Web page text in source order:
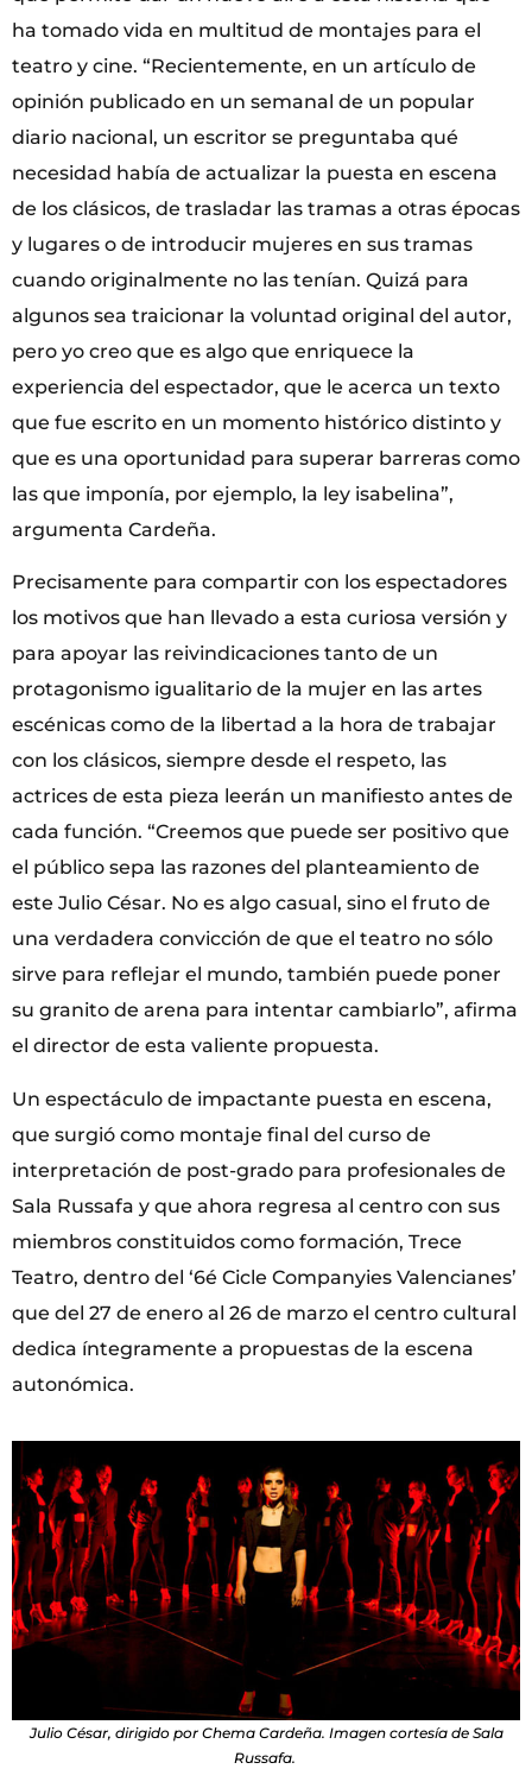
ha tomado vida en multitud de montajes para el
teatro y cine. “Recientemente, en un artículo de
opinión publicado en un semanal de un popular
diario nacional, un escritor se preguntaba qué
necesidad había de actualizar la puesta en escena
de los clásicos, de trasladar las tramas a otras épocas
y lugares o de introducir mujeres en sus tramas
cuando originalmente no las tenían. Quizá para
algunos sea traicionar la voluntad original del autor,
pero yo creo que es algo que enriquece la
experiencia del espectador, que le acerca un texto
que fue escrito en un momento histórico distinto y
que es una oportunidad para superar barreras como
las que imponía, por ejemplo, la ley isabelina”,
argumenta Cardeña.
Precisamente para compartir con los espectadores
los motivos que han llevado a esta curiosa versión y
para apoyar las reivindicaciones tanto de un
protagonismo igualitario de la mujer en las artes
escénicas como de la libertad a la hora de trabajar
con los clásicos, siempre desde el respeto, las
actrices de esta pieza leerán un manifiesto antes de
cada función. “Creemos que puede ser positivo que
el público sepa las razones del planteamiento de
este Julio César. No es algo casual, sino el fruto de
una verdadera convicción de que el teatro no sólo
sirve para reflejar el mundo, también puede poner
su granito de arena para intentar cambiarlo”, afirma
el director de esta valiente propuesta.
Un espectáculo de impactante puesta en escena,
que surgió como montaje final del curso de
interpretación de post-grado para profesionales de
Sala Russafa y que ahora regresa al centro con sus
miembros constituidos como formación, Trece
Teatro, dentro del ‘6é Cicle Companyies Valencianes’
que del 27 de enero al 26 de marzo el centro cultural
dedica íntegramente a propuestas de la escena
autonómica.
Julio César, dirigido por Chema Cardeña. Imagen cortesía de Sala
Russafa.